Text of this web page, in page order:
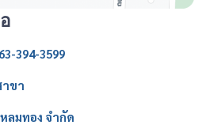
394-3599
ขา
ลมทอง จำกัด